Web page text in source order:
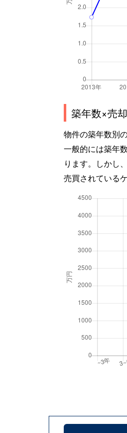
築年数×売
物件の築年数別
一般的には築年
ります。しかし
売買されている